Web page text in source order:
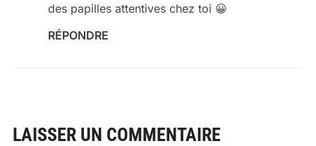
des papilles attentives chez toi 😀
RÉPONDRE
LAISSER UN COMMENTAIRE